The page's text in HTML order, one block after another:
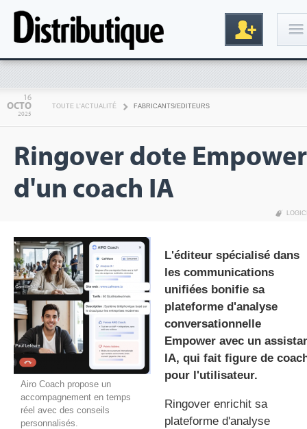
gratuite
16
OCTO
2025
TOUTE L'ACTUALITÉ FABRICANTS/EDITEURS
Ringover dote Empower
d'un coach IA
Airo Coach propose un
accompagnement en temps
réel avec des conseils
personnalisés.
L'éditeur spécialisé dans
les communications
unifiées bonifie sa
plateforme d'analyse
conversationnelle
Empower avec un
IA, qui fait figure de
pour l'utilisateur.
Ringover enrichit sa
plateforme d'analyse